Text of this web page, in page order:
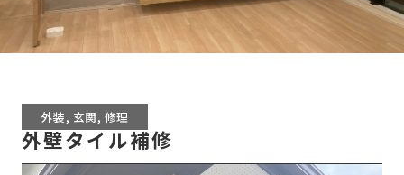
外装, 玄関, 修理
外壁タイル補修